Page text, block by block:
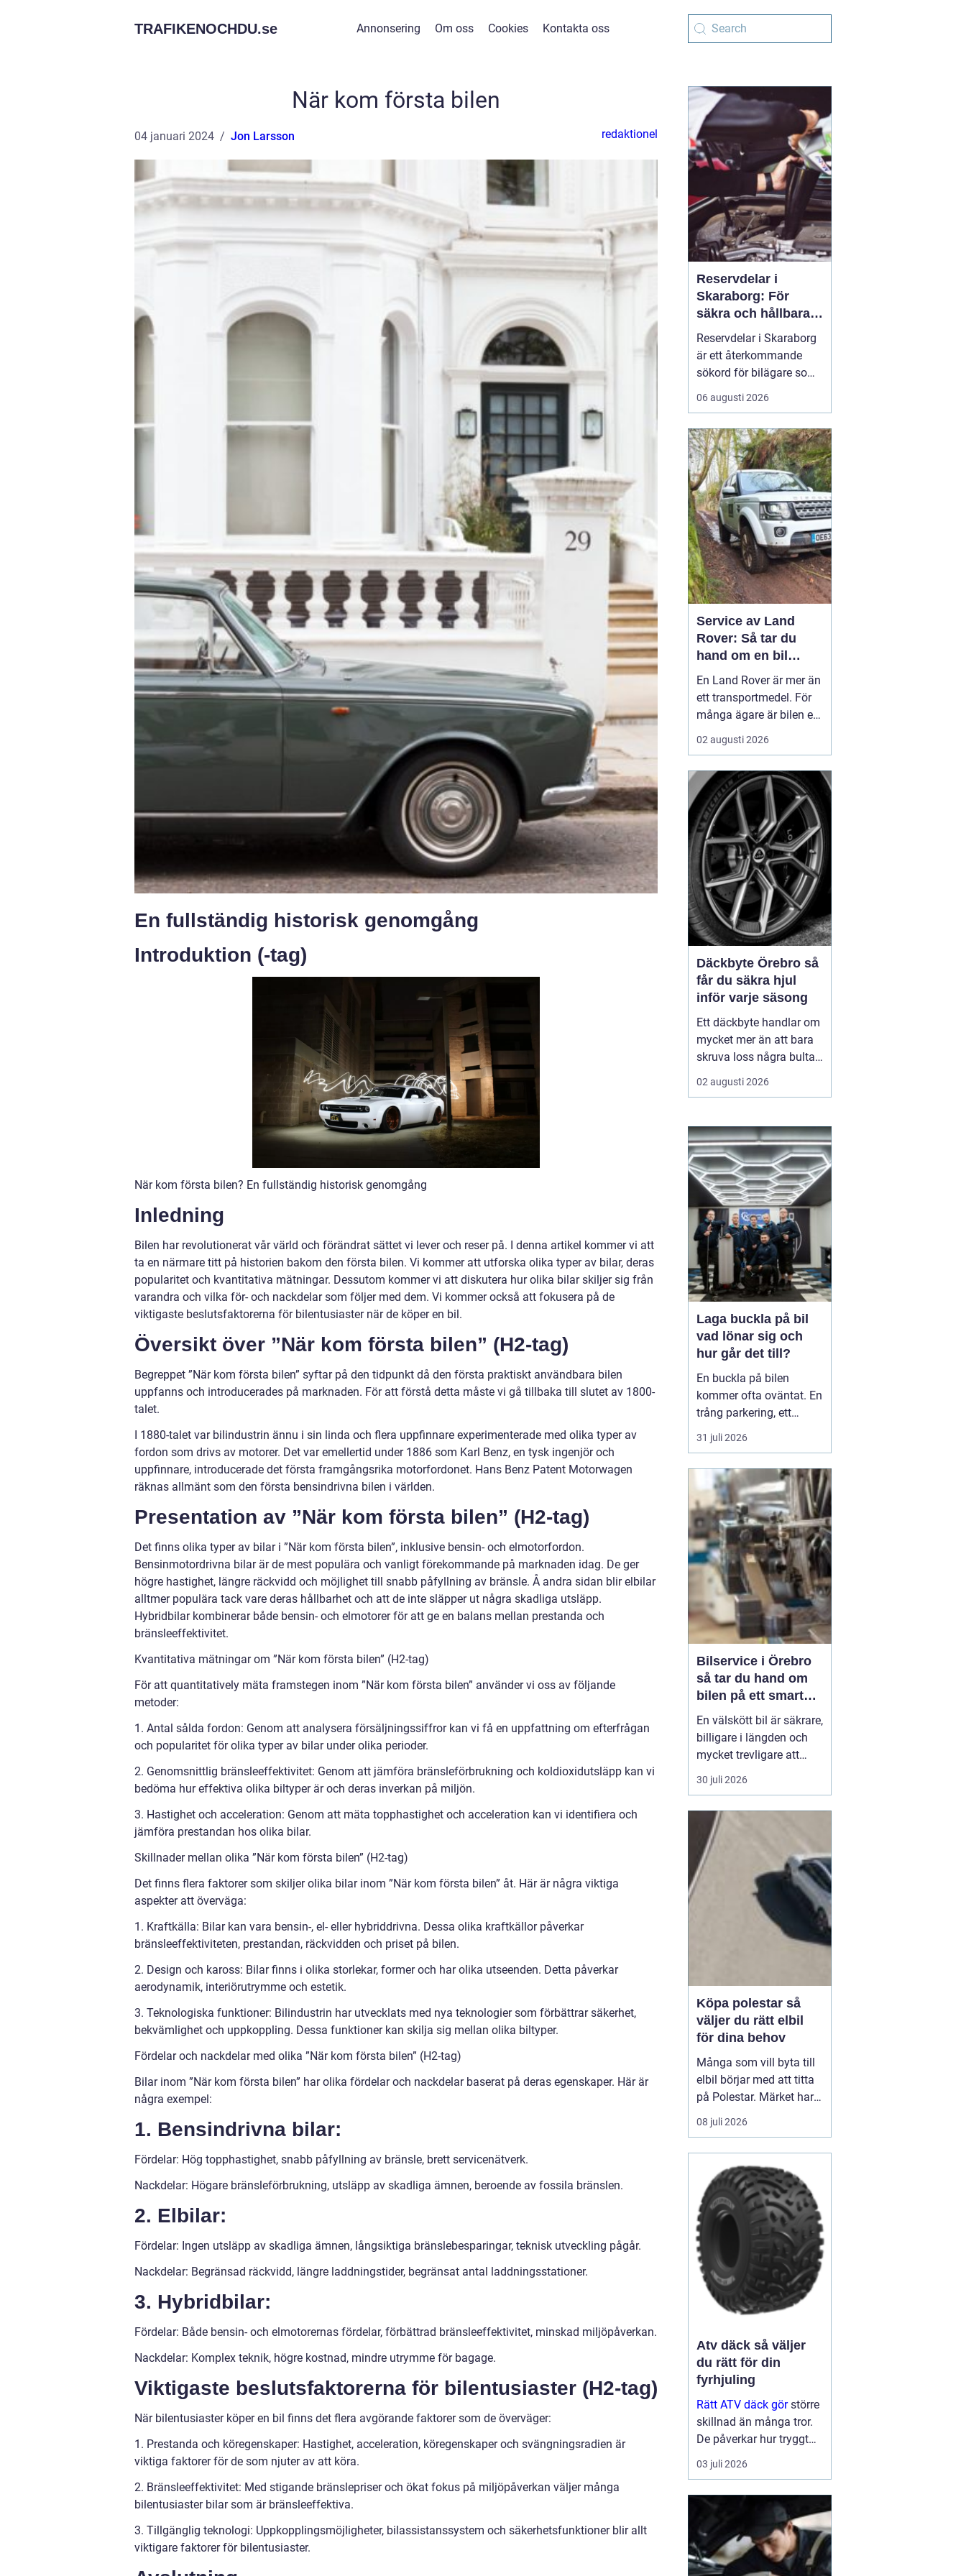
TRAFIKENOCHDU.se Annonsering Om oss Cookies Kontakta oss
När kom första bilen
04 januari 2024 Jon Larsson redaktionel
En fullständig historisk genomgång
Introduktion (-tag)
När kom första bilen? En fullständig historisk genomgång
Inledning
Bilen har revolutionerat vår värld och förändrat sättet vi lever och reser på. I denna artikel kommer vi att
ta en närmare titt på historien bakom den första bilen. Vi kommer att utforska olika typer av bilar, deras
popularitet och kvantitativa mätningar. Dessutom kommer vi att diskutera hur olika bilar skiljer sig från
varandra och vilka för- och nackdelar som följer med dem. Vi kommer också att fokusera på de
viktigaste beslutsfaktorerna för bilentusiaster när de köper en bil.
Översikt över ”När kom första bilen” (H2-tag)
Begreppet ”När kom första bilen” syftar på den tidpunkt då den första praktiskt användbara bilen
uppfanns och introducerades på marknaden. För att förstå detta måste vi gå tillbaka till slutet av 1800-
talet.
I 1880-talet var bilindustrin ännu i sin linda och flera uppfinnare experimenterade med olika typer av
fordon som drivs av motorer. Det var emellertid under 1886 som Karl Benz, en tysk ingenjör och
uppfinnare, introducerade det första framgångsrika motorfordonet. Hans Benz Patent Motorwagen
räknas allmänt som den första bensindrivna bilen i världen.
Presentation av ”När kom första bilen” (H2-tag)
Det finns olika typer av bilar i ”När kom första bilen”, inklusive bensin- och elmotorfordon.
Bensinmotordrivna bilar är de mest populära och vanligt förekommande på marknaden idag. De ger
högre hastighet, längre räckvidd och möjlighet till snabb påfyllning av bränsle. Å andra sidan blir elbilar
alltmer populära tack vare deras hållbarhet och att de inte släpper ut några skadliga utsläpp.
Hybridbilar kombinerar både bensin- och elmotorer för att ge en balans mellan prestanda och
bränsleeffektivitet.
Kvantitativa mätningar om ”När kom första bilen” (H2-tag)
För att quantitatively mäta framstegen inom ”När kom första bilen” använder vi oss av följande
metoder:
1. Antal sålda fordon: Genom att analysera försäljningssiffror kan vi få en uppfattning om efterfrågan
och popularitet för olika typer av bilar under olika perioder.
2. Genomsnittlig bränsleeffektivitet: Genom att jämföra bränsleförbrukning och koldioxidutsläpp kan vi
bedöma hur effektiva olika biltyper är och deras inverkan på miljön.
3. Hastighet och acceleration: Genom att mäta topphastighet och acceleration kan vi identifiera och
jämföra prestandan hos olika bilar.
Skillnader mellan olika ”När kom första bilen” (H2-tag)
Det finns flera faktorer som skiljer olika bilar inom ”När kom första bilen” åt. Här är några viktiga
aspekter att överväga:
1. Kraftkälla: Bilar kan vara bensin-, el- eller hybriddrivna. Dessa olika kraftkällor påverkar
bränsleeffektiviteten, prestandan, räckvidden och priset på bilen.
2. Design och kaross: Bilar finns i olika storlekar, former och har olika utseenden. Detta påverkar
aerodynamik, interiörutrymme och estetik.
3. Teknologiska funktioner: Bilindustrin har utvecklats med nya teknologier som förbättrar säkerhet,
bekvämlighet och uppkoppling. Dessa funktioner kan skilja sig mellan olika biltyper.
Fördelar och nackdelar med olika ”När kom första bilen” (H2-tag)
Bilar inom ”När kom första bilen” har olika fördelar och nackdelar baserat på deras egenskaper. Här är
några exempel:
1. Bensindrivna bilar:
Fördelar: Hög topphastighet, snabb påfyllning av bränsle, brett servicenätverk.
Nackdelar: Högare bränsleförbrukning, utsläpp av skadliga ämnen, beroende av fossila bränslen.
2. Elbilar:
Fördelar: Ingen utsläpp av skadliga ämnen, långsiktiga bränslebesparingar, teknisk utveckling pågår.
Nackdelar: Begränsad räckvidd, längre laddningstider, begränsat antal laddningsstationer.
3. Hybridbilar:
Fördelar: Både bensin- och elmotorernas fördelar, förbättrad bränsleeffektivitet, minskad miljöpåverkan.
Nackdelar: Komplex teknik, högre kostnad, mindre utrymme för bagage.
Viktigaste beslutsfaktorerna för bilentusiaster (H2-tag)
När bilentusiaster köper en bil finns det flera avgörande faktorer som de överväger:
1. Prestanda och köregenskaper: Hastighet, acceleration, köregenskaper och svängningsradien är
viktiga faktorer för de som njuter av att köra.
2. Bränsleeffektivitet: Med stigande bränslepriser och ökat fokus på miljöpåverkan väljer många
bilentusiaster bilar som är bränsleeffektiva.
3. Tillgänglig teknologi: Uppkopplingsmöjligheter, bilassistanssystem och säkerhetsfunktioner blir allt
viktigare faktorer för bilentusiaster.
Reservdelar i
Skaraborg: För
säkra och hållbara
bilar
Reservdelar i Skaraborg
är ett återkommande
sökord för bilägare som
vill hålla bilen i gott
skick utan att betala
regionen vänder sig till
lokala specialister som
bvs.nu när...
06 augusti 2026
Service av Land
Rover: Så tar du
hand om en bil
byggd för tuffa
uppdrag
En Land Rover är mer än
ett transportmedel. För
många ägare är bilen ett
arbetsredskap, ett
fritidsprojekt och en del
spelar service en
avgörande roll. Rätt
skött kan...
02 augusti 2026
Däckbyte Örebro så
får du säkra hjul
inför varje säsong
Ett däckbyte handlar om
mycket mer än att bara
skruva loss några bultar.
För bilägare i Örebro kan
skillnaden mellan bra
tydligt när första
snöfallet kommer, eller
när sommarregnet gör
vägarna hala. Med rätt
kunskap om däck, da...
02 augusti 2026
Laga buckla på bil
vad lönar sig och
hur går det till?
En buckla på bilen
kommer ofta oväntat. En
trång parkering, ett
dörruppslag utanför
mataffären eller ett
Många blir osäkra direkt:
ska man anmäla till
försäkringen, åka till en
plåtverkstad eller går det
att fixa snabbt och smi...
31 juli 2026
Bilservice i Örebro
så tar du hand om
bilen på ett smart
sätt
En välskött bil är säkrare,
billigare i längden och
mycket trevligare att
köra. Trots det väntar
många bilägare i Örebro
och reparationer. I den
här artikeln får du en
enkel genomgång av
hu...
30 juli 2026
Köpa polestar så
väljer du rätt elbil
för dina behov
Många som vill byta till
elbil börjar med att titta
på Polestar. Märket har
blivit en symbol för
modern, elektrisk körning
hållbarhet går hand i
hand. Men hur vet du om
en Polestar passar dig,
och vilken modell som är
rätt val?...
08 juli 2026
Atv däck så väljer
du rätt för din
fyrhjuling
Rätt ATV däck görstörre
skillnad än många tror.
De påverkar hur tryggt
fyrhjulingen beter sig på
väg, hur effektivt den tar
och hur marken under
hjulen mår efteråt. Med
ge...
03 juli 2026